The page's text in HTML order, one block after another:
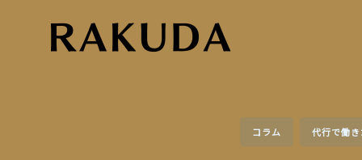
コラム 代行で働